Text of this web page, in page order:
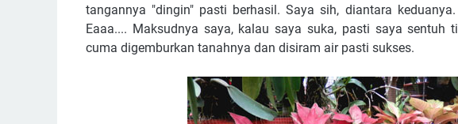
tangannya "dingin" pasti berhasil. Saya sih, diantara
Eaaa.... Maksudnya saya, kalau saya suka, pasti saya sentuh
cuma digemburkan tanahnya dan disiram air pasti sukses.